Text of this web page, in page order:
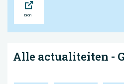
Alle actualiteiten -